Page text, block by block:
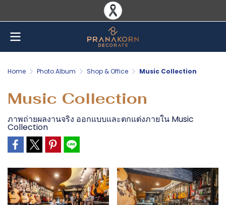
Home Photo Album Shop & Office Music Collection
Music Collection
ภาพถ่ายผลงานจริง ออกแบบและตกแต่งภายใน Music
Collection